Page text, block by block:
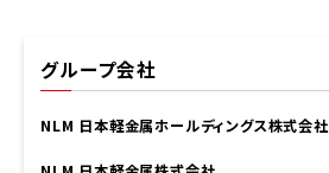
グループ会社
NLM 日本軽金属ホールディングス株式会社